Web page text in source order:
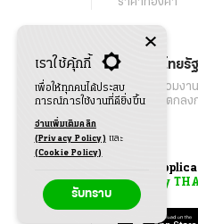
เกี่ยวกับไทยรัฐ
กิจกรรม ร่วมงา
เงื่อนไขข้อตกลง
My
เราใช้คุ้กกี้
เพื่อให้ทุกคนได้ประสบ
การณ์การใช้งานที่ดียิ่งขึ้น
อ่านเพิ่มเติมคลิก
(Privacy Policy) และ
(Cookie Policy)
รับทราบ